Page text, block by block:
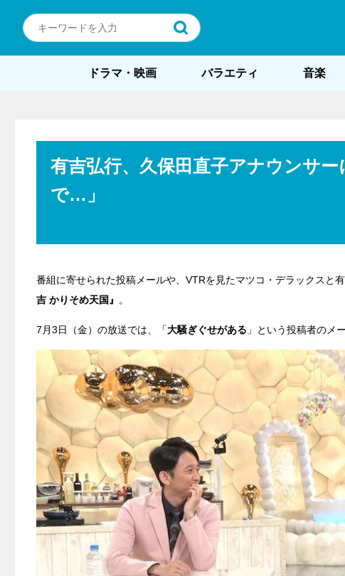
ドラマ・映画 バラエティ 音楽
有吉弘行、久保田直子アナウンサ
で…」
番組に寄せられた投稿メールや、VTRを見たマツコ・デラックスと
吉 かりそめ天国』
。
7月3日（金）の放送では、「大騒ぎぐせがある 」という投稿者のメ